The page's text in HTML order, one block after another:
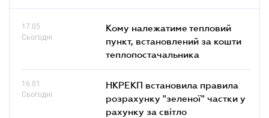
17.05
Сьогодні
Кому належатиме тепловий
пункт, встановлений за кошти
теплопостачальника
16.01
Сьогодні
НКРЕКП встановила правила
розрахунку "зеленої" частки у
рахунку за світло